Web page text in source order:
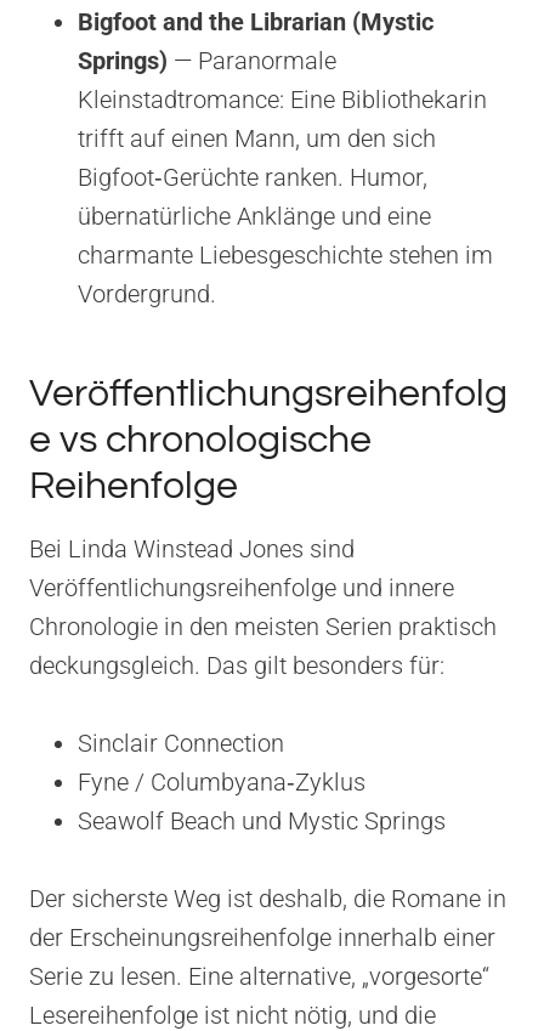
Bigfoot and the Librarian (Mystic
Springs) — Paranormale
Kleinstadtromance: Eine Bibliothekarin
trifft auf einen Mann, um den sich
Bigfoot‑Gerüchte ranken. Humor,
übernatürliche Anklänge und eine
charmante Liebesgeschichte stehen im
Vordergrund.
Veröffentlichungsreihenfolg
e vs chronologische
Reihenfolge
Bei Linda Winstead Jones sind
Veröffentlichungsreihenfolge und innere
Chronologie in den meisten Serien praktisch
deckungsgleich. Das gilt besonders für:
Sinclair Connection
Fyne / Columbyana‑Zyklus
Seawolf Beach und Mystic Springs
Der sicherste Weg ist deshalb, die Romane in
der Erscheinungsreihenfolge innerhalb einer
Serie zu lesen. Eine alternative, „vorgesorte“
Lesereihenfolge ist nicht nötig, und die